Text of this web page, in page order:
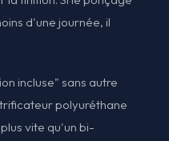
d'une journée, il
incluse" sans autre
polyuréthane
vite qu'un bi-